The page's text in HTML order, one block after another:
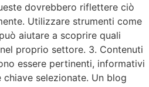
dovrebbero riflettere ciò
Utilizzare strumenti come
aiutare a scoprire quali
proprio settore. 3. Contenuti
essere pertinenti, informativi
selezionate. Un blog